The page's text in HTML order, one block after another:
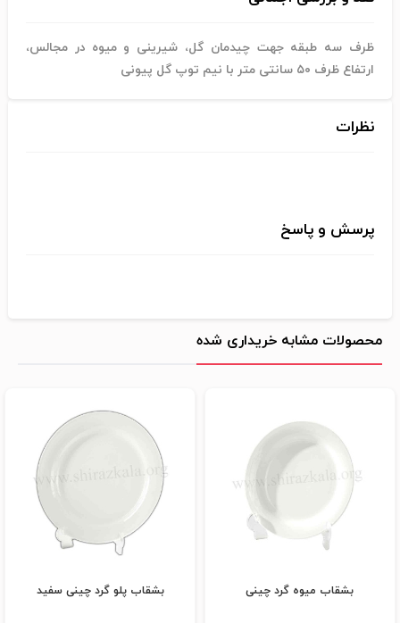
ظرف سه طبقه جهت چیدمان گل، شیرینی و میوه در مجالس،
ارتفاع ظرف ۵۰ سانتی متر با نیم توپ گل پیونی
نظرات
پرسش و پاسخ
محصولات مشابه خریداری شده
بشقاب میوه گرد چینی بشقاب پلو گرد چینی سفید